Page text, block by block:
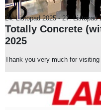
24. Listopad 2025-27. Listopad
Totally Concrete
2025
Thank you very much for visiting